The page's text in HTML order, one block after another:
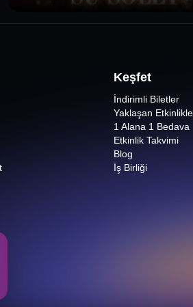
Keşfet
İndirimli Biletler
Yaklaşan
1 Alana 1 Bedava
Etkinlik Takvimi
Blog
İş Birliği